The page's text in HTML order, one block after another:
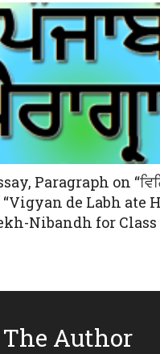
Paragraph on
“Vigyan de Labh ate
Nibandh for Class
Author